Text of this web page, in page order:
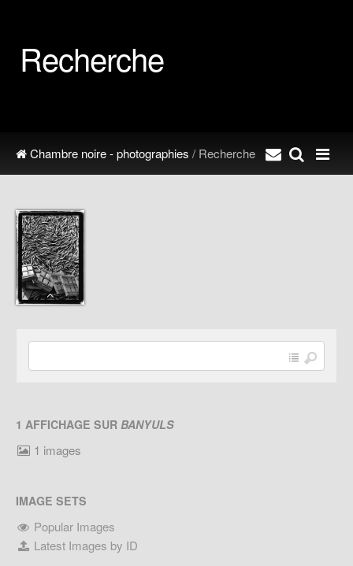
Recherche
Chambre noire - photographies / Recherche
1 AFFICHAGE SUR BANYULS
1 images
IMAGE SETS
Popular Images
Latest Images by ID